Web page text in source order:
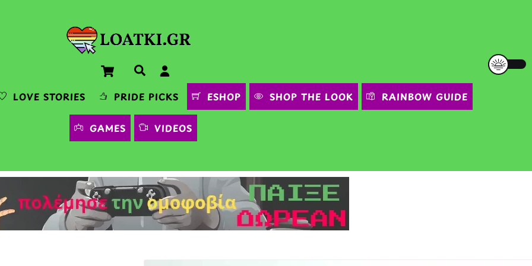
Cart Αναζήτηση
LOVE STORIES PRIDE PICKS ESHOP SHOP THE LOOK RAINBOW GUIDE
GAMES VIDEOS